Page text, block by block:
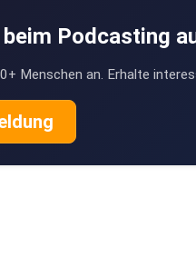
beim Podcasting
Menschen an. Erhalte